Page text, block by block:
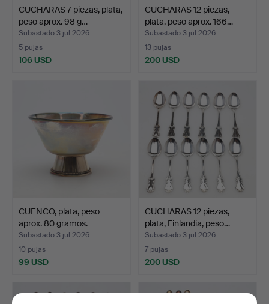
CUCHARAS 7 piezas, plata,
peso aprox. 98 g…
Subastado 3 jul 2026
5 pujas
106 USD
CUCHARAS 12 piezas,
plata, peso aprox. 166…
Subastado 3 jul 2026
13 pujas
200 USD
CUENCO, plata, peso
aprox. 80 gramos.
Subastado 3 jul 2026
10 pujas
99 USD
CUCHARAS 12 piezas,
plata, Finlandia, peso…
Subastado 3 jul 2026
7 pujas
200 USD